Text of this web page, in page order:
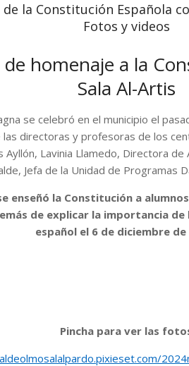
de la Constitución Española
Fotos y videos
homenaje a la
Sala Al-Artis
se celebró en el municipio el
directoras y profesoras de los
Ayllón, Lavinia Llamedo, Directora
Jefa de la Unidad de Programas
enseñó la Constitución a
de explicar la importancia
español el 6 de diciembre de
Pincha para ver las